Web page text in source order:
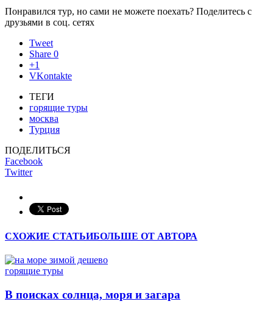
Понравился тур, но сами не можете поехать? Поделитесь с
друзьями в соц. сетях
Tweet
Share 0
+1
VKontakte
ТЕГИ
горящие туры
москва
Турция
ПОДЕЛИТЬСЯ
Facebook
Twitter
СХОЖИЕ СТАТЬИБОЛЬШЕ ОТ АВТОРА
горящие туры
В поисках солнца, моря и загара